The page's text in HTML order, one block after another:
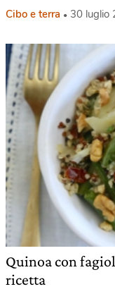
Cibo e terra 30 luglio
Quinoa con
ricetta